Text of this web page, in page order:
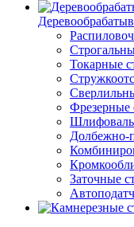
Токарные
Фрезерные
Долбежно-
Заточные